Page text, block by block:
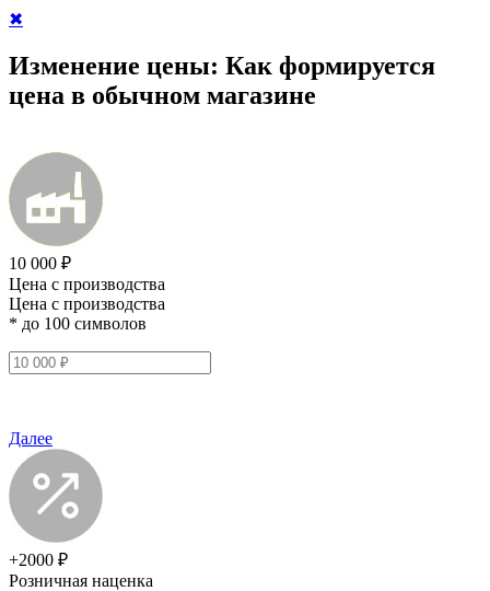
✖
Изменение цены: Как формируется
цена в обычном магазине
10 000 ₽
Цена с производства
Цена с производства
* до 100 символов
Далее
+2000 ₽
Розничная наценка